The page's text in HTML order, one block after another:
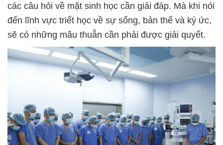
các câu hỏi về mặt sinh học cần giải đáp. Mà khi nói
đến lĩnh vực triết học về sự sống, bản thể và ký ức,
sẽ có những mâu thuẫn cần phải được giải quyết.